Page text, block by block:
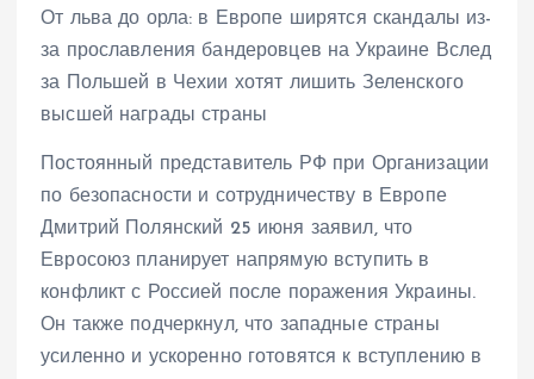
От льва до орла: в Европе ширятся скандалы из-
за прославления бандеровцев на Украине Вслед
за Польшей в Чехии хотят лишить Зеленского
высшей награды страны
Постоянный представитель РФ при Организации
по безопасности и сотрудничеству в Европе
Дмитрий Полянский 25 июня заявил, что
Евросоюз планирует напрямую вступить в
конфликт с Россией после поражения Украины.
Он также подчеркнул, что западные страны
усиленно и ускоренно готовятся к вступлению в